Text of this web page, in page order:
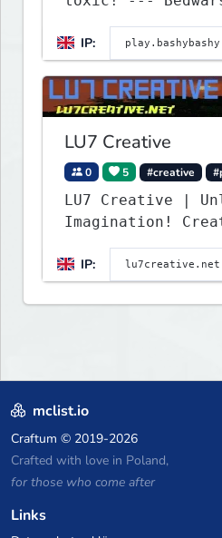
IP:
LU7 Creative
0 5 #creative
LU7 Creative |
Imagination!
Parkour - 1.16 -
IP:
mclist.io
Craftum © 2019-2026
Crafted with love in Poland,
for those who come after
Links